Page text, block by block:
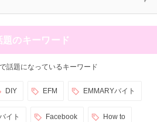
題のキーワード
話題になっているキーワード
DIY EFM EMMARYバイト
イト Facebook How to